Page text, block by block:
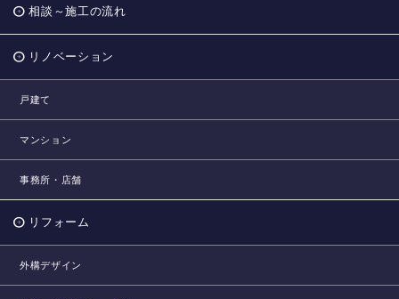
相談～施工の流れ
リノベーション
戸建て
マンション
事務所・店舗
リフォーム
外構デザイン